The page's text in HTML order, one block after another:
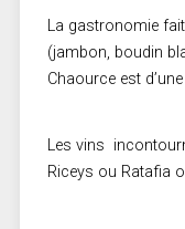
La gastronomie
(jambon, boudin
Chaource est
Les vins
Riceys ou Ratafia